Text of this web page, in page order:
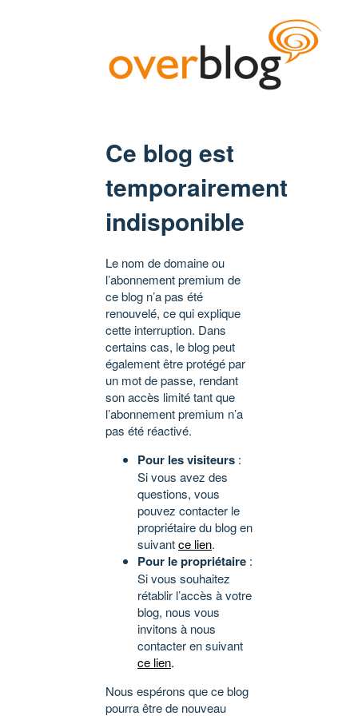
Ce blog est
temporairement
indisponible
Le nom de domaine ou
l’abonnement premium de
ce blog n’a pas été
renouvelé, ce qui explique
cette interruption. Dans
certains cas, le blog peut
également être protégé par
un mot de passe, rendant
son accès limité tant que
l’abonnement premium n’a
pas été réactivé.
Pour les visiteurs :
Si vous avez des
questions, vous
pouvez contacter le
propriétaire du blog en
suivantce lien.
Pour le propriétaire :
Si vous souhaitez
rétablir l’accès à votre
blog, nous vous
invitons à nous
contacter en suivant
ce lien.
Nous espérons que ce blog
pourra être de nouveau